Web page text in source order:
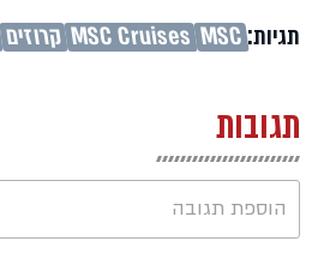
תגיות:MSC
MSC Cruises קרוזים
תגובות
הוספת תגובה